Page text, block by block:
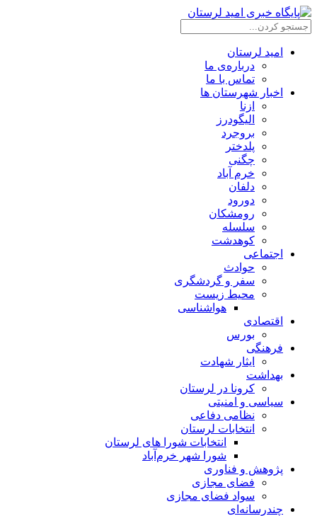
امید لرستان
درباره‌ی ما
تماس با ما
اخبار شهرستان ها
ازنا
الیگودرز
بروجرد
پلدختر
چگنی
خرم آباد
دلفان
دورود
رومشکان
سلسله
کوهدشت
اجتماعی
حوادث
سفر و گردشگری
محیط زیست
هواشناسی
اقتصادی
بورس
فرهنگی
ایثار شهادت
بهداشت
کرونا در لرستان
سیاسی و امنیتی
نظامی دفاعی
انتخابات لرستان
انتخابات شورا های لرستان
شورا شهر خرم‌آباد
پژوهش و فناوری
فضای مجازی
سواد فضای مجازی
چندرسانه‌ای